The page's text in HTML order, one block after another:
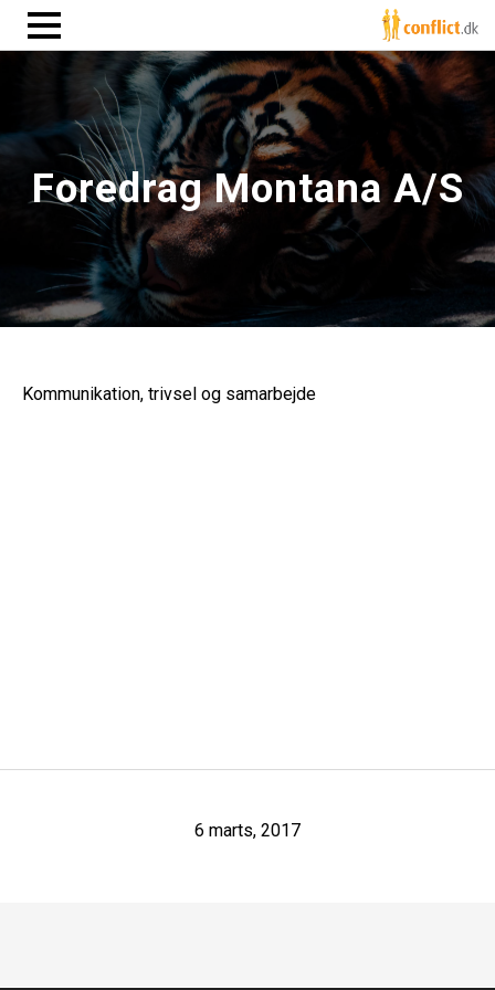
Foredrag Montana A/S
Kommunikation, trivsel og samarbejde
6 marts, 2017